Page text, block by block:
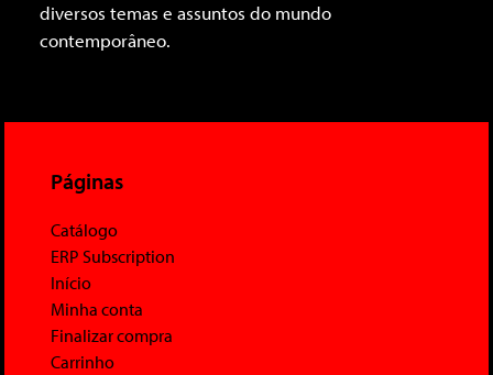
diversos temas e assuntos do mundo
contemporâneo.
Páginas
Catálogo
ERP Subscription
Início
Minha conta
Finalizar compra
Carrinho